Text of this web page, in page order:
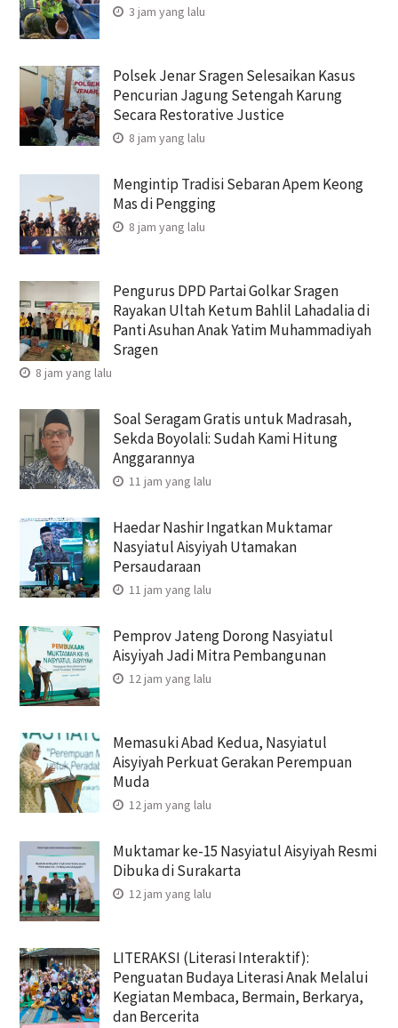
3 jam yang lalu
Polsek Jenar Sragen Selesaikan Kasus
Pencurian Jagung Setengah Karung
Secara Restorative Justice
8 jam yang lalu
Mengintip Tradisi Sebaran Apem Keong
Mas di Pengging
8 jam yang lalu
Pengurus DPD Partai Golkar Sragen
Rayakan Ultah Ketum Bahlil Lahadalia di
Panti Asuhan Anak Yatim Muhammadiyah
Sragen
8 jam yang lalu
Soal Seragam Gratis untuk Madrasah,
Sekda Boyolali: Sudah Kami Hitung
Anggarannya
11 jam yang lalu
Haedar Nashir Ingatkan Muktamar
Nasyiatul Aisyiyah Utamakan
Persaudaraan
11 jam yang lalu
Pemprov Jateng Dorong Nasyiatul
Aisyiyah Jadi Mitra Pembangunan
12 jam yang lalu
Memasuki Abad Kedua, Nasyiatul
Aisyiyah Perkuat Gerakan Perempuan
Muda
12 jam yang lalu
Muktamar ke-15 Nasyiatul Aisyiyah Resmi
Dibuka di Surakarta
12 jam yang lalu
LITERAKSI (Literasi Interaktif):
Penguatan Budaya Literasi Anak Melalui
Kegiatan Membaca, Bermain, Berkarya,
dan Bercerita